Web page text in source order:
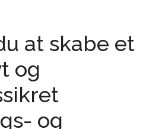
at skabe et
og
og